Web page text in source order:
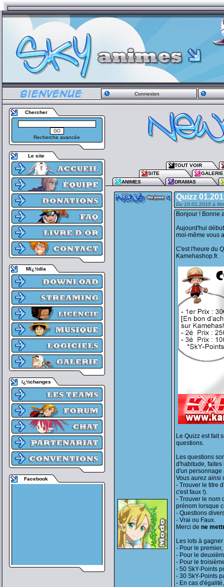
Connexion
Chercher
Recherche avancée
Le site
Mï¿½dia
ï¿½changes
Facebook
TOUT VOIR
SITE
GALERIE
ANIMES
DRAMAS
Quizz
Du 10.01.2015 à
Bonjour ! Bonne
Aujourd'hui
moi-même vous
C'est l'heure du
Kamehashop.fr.
Le Quizz est fait
questions.
Les questions
d'habitude, faites
d'un personnage
Vous aurez ainsi
- Trouver le titre
c'est faux !).
- Trouver le nom
prénom lorsque
- Questions
- Vrai ou Faux.
Merci de ne
Les lots à
- Pour le
- Pour le
- Pour le
- 50 SkY-Points
- 30 SkY-Points
- En cas